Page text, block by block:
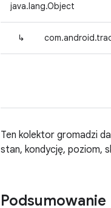
java.lang.Object
↳
Ten kolektor gromadzi
stan, kondycję, poziom,
Podsumowanie